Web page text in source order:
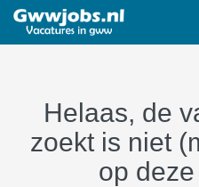
Helaas, de
zoekt is niet
op